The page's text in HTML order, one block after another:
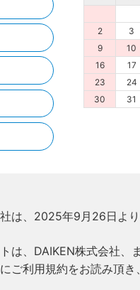
2
3
9
10
16
17
23
24
30
31
は、2025年9月26日よ
は、DAIKEN株式会社、
ご利用規約をお読み頂